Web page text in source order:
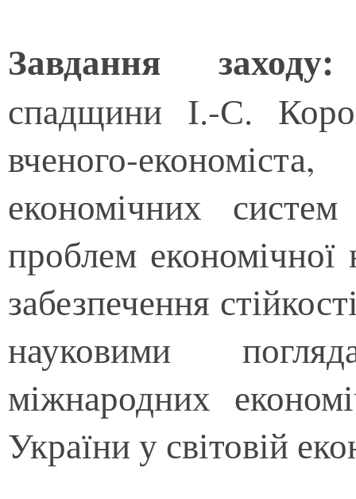
Завдання
спадщини І.-С.
вченого-
економічних
проблем економічної
забезпечення
науковими
міжнародних
України у світовій